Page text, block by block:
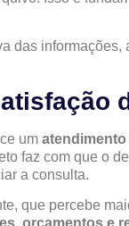
das informações,
umatendimento
faz com que o
a consulta.
que percebe
orçamentos e